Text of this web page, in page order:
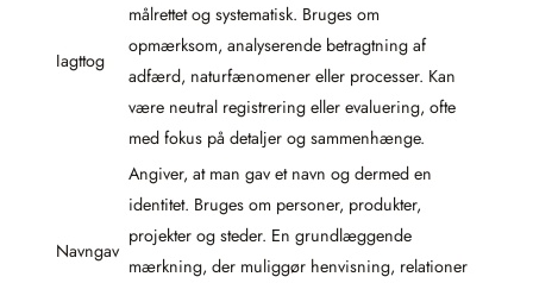
Iagttog
målrettet og systematisk. Bruges om
opmærksom, analyserende betragtning af
adfærd, naturfænomener eller processer. Kan
være neutral registrering eller evaluering, ofte
med fokus på detaljer og sammenhænge.
Navngav
Angiver, at man gav et navn og dermed en
identitet. Bruges om personer, produkter,
projekter og steder. En grundlæggende
mærkning, der muliggør henvisning, relationer